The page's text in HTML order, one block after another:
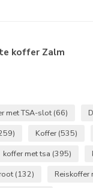
koffer Zalm
met TSA-slot (66)
Koffer (535)
koffer met tsa (395)
(132) Reiskoffer